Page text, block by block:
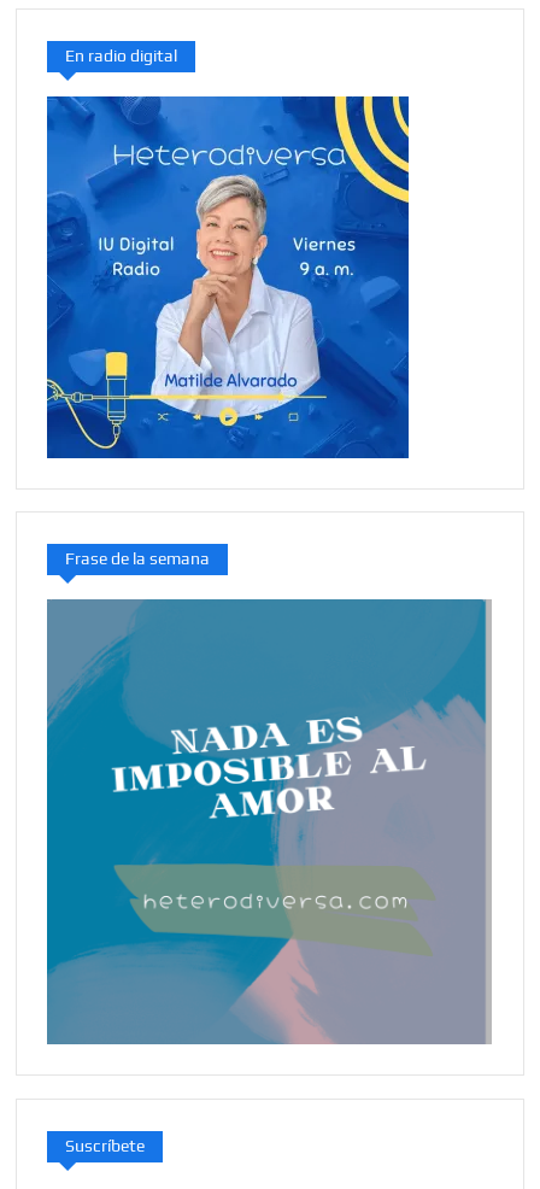
En radio digital
Frase de la semana
Suscríbete